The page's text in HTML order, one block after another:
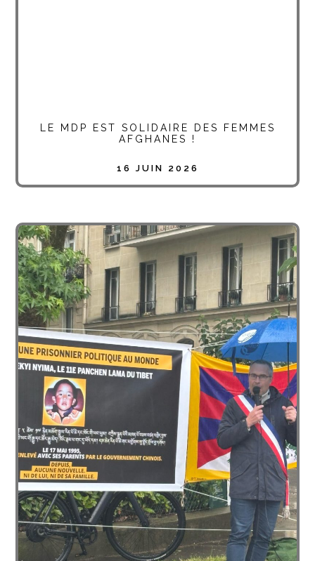
LE MDP EST SOLIDAIRE DES FEMMES
AFGHANES !
16 JUIN 2026